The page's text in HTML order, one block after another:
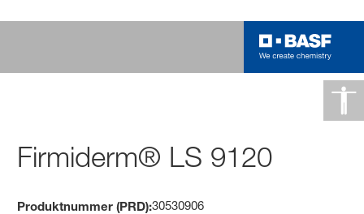
Firmiderm® LS 9120
Produktnummer (PRD):30530906